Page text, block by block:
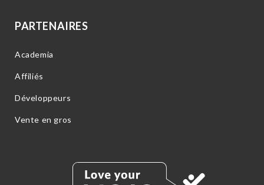
PARTENAIRES
Academia
Affiliés
Développeurs
Vente en gros